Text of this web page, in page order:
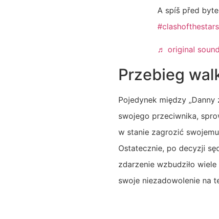
A spíš před
♬ original sound
Przebieg
Pojedynek między
swojego przeciwnika,
w stanie zagrozić
Ostatecznie, po decyzji
zdarzenie wzbudziło
swoje niezadowolenie na